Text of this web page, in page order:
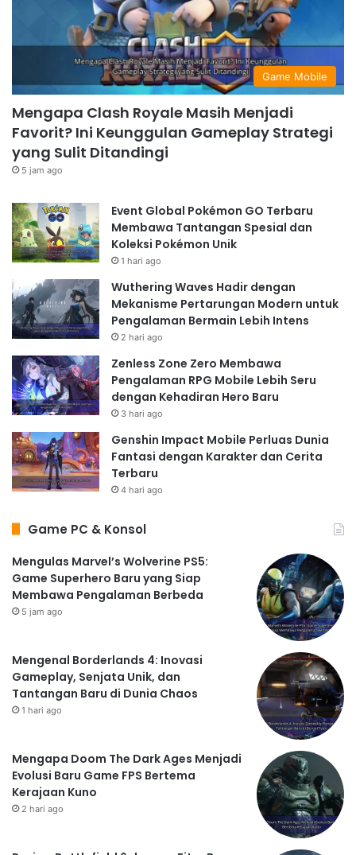
Game Mobile
Mengapa Clash Royale Masih Menjadi
Favorit? Ini Keunggulan Gameplay Strategi
yang Sulit Ditandingi
5 jam ago
Event Global Pokémon GO Terbaru
Membawa Tantangan Spesial dan
Koleksi Pokémon Unik
1 hari ago
Wuthering Waves Hadir dengan
Mekanisme Pertarungan Modern untuk
Pengalaman Bermain Lebih Intens
2 hari ago
Zenless Zone Zero Membawa
Pengalaman RPG Mobile Lebih Seru
dengan Kehadiran Hero Baru
3 hari ago
Genshin Impact Mobile Perluas Dunia
Fantasi dengan Karakter dan Cerita
Terbaru
4 hari ago
Game PC & Konsol
Mengulas Marvel’s Wolverine PS5:
Game Superhero Baru yang Siap
Membawa Pengalaman Berbeda
5 jam ago
Mengenal Borderlands 4: Inovasi
Gameplay, Senjata Unik, dan
Tantangan Baru di Dunia Chaos
1 hari ago
Mengapa Doom The Dark Ages Menjadi
Evolusi Baru Game FPS Bertema
Kerajaan Kuno
2 hari ago